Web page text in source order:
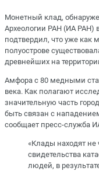
Монетный клад,
Археологии РАН (ИА РАН)
подтвердил, что уже как
полуострове
древнейших на
Амфора с 80 медными
века. Как полагают
значительную часть
быть связан с
сообщает пресс-служба
«Клады находят не
свидетельства
людей, в